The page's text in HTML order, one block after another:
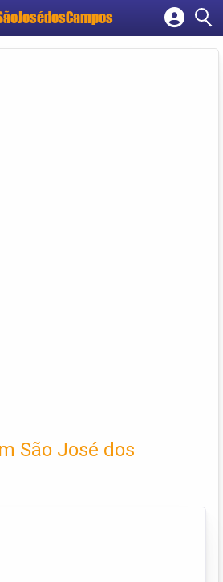
Cadastrar empresa
São José dos